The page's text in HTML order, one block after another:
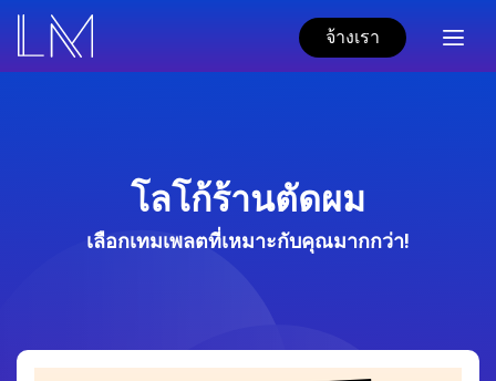
จ้างเรา
โลโก้ร้านตัดผม
เลือกเทมเพลตที่เหมาะกับคุณมากกว่า!